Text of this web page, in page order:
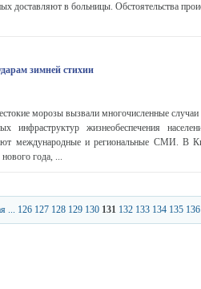
доставляют в больницы. Обстоятельства
зимней стихии
морозы вызвали многочисленные
инфраструктур жизнеобеспечения
международные и региональные СМИ. В
года, ...
... 126 127 128 129 130 131 132 133 134 135 136